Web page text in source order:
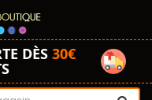
DÈS 30€